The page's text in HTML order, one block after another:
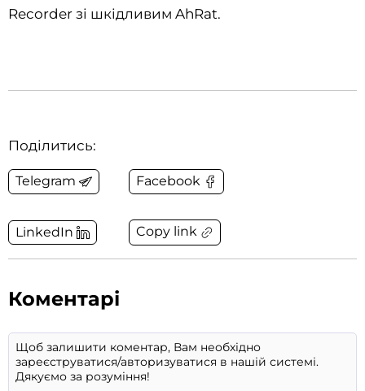
Recorder зі шкідливим AhRat.
Поділитись:
Telegram Facebook
LinkedIn Copy link
Коментарі